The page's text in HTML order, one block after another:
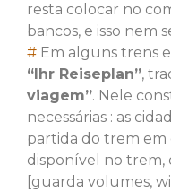
resta colocar no
bancos, e isso nem
# Em alguns trens
“Ihr Reiseplan”,
viagem”. Nele
necessárias : as
partida do trem em
disponível no trem,
[guarda volumes,